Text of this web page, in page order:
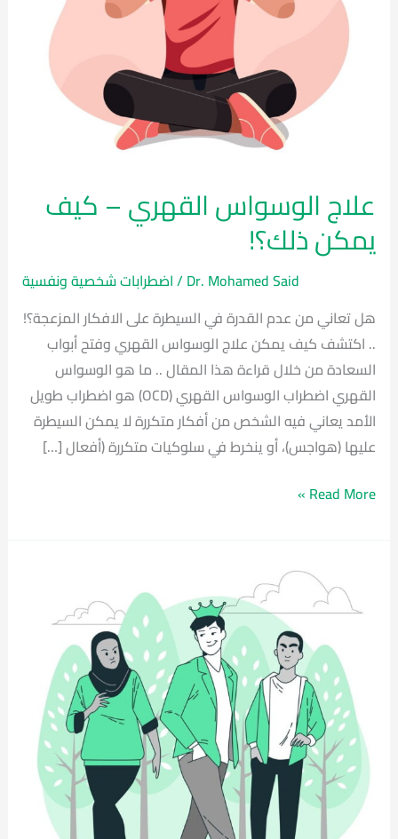
علاج الوسواس القهري – كيف
يمكن ذلك؟!
اضطرابات شخصية ونفسية/Dr. Mohamed Said
هل تعاني من عدم القدرة في السيطرة على الافكار المزعجة؟!
.. اكتشف كيف يمكن علاج الوسواس القهري وفتح أبواب
السعادة من خلال قراءة هذا المقال .. ما هو الوسواس
القهري اضطراب الوسواس القهري (OCD) هو اضطراب طويل
الأمد يعاني فيه الشخص من أفكار متكررة لا يمكن السيطرة
عليها (هواجس)، أو ينخرط في سلوكيات متكررة (أفعال […]
Read More »
الشخصية
اعرف
هذا
الشخص
نرجسي؟